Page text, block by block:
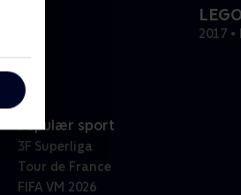
2017
Populær sport
3F Superliga
Tour de France
FIFA VM 2026